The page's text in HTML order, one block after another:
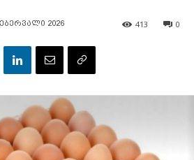
2026 0
413